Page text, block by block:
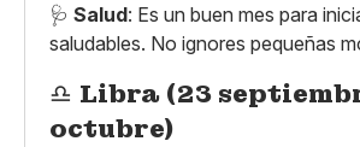
🩺 Salud: Es un buen mes para
saludables. No ignores pequeñas
♎ Libra (23
octubre)